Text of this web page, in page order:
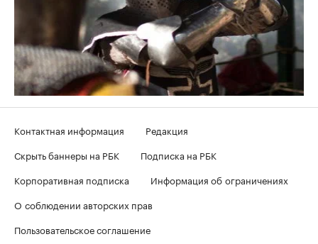
Контактная информация
Редакция
Скрыть баннеры на РБК
Подписка на РБК
Корпоративная подписка
Информация об ограничениях
О соблюдении авторских прав
Пользовательское соглашение